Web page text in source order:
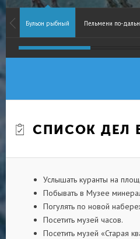
Бульон рыбный Пельмени по-
СПИСОК ДЕЛ
Услышать куранты на
Побывать в Музее
Погулять по новой
Посетить музей часов.
Посетить музей «Старая